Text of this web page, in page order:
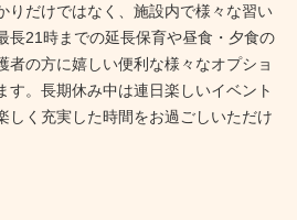
りだけではなく、施設内で様々な習い
長21時までの延長保育や昼食・夕食の
者の方に嬉しい便利な様々なオプショ
す。長期休み中は連日楽しいイベント
しく充実した時間をお過ごしいただけ